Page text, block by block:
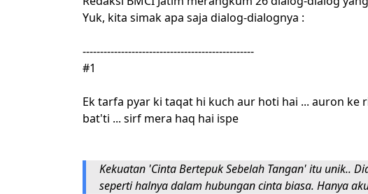
Yuk, kita simak apa saja dialog-dialognya :
-------------------------------------------------
#1
Ek tarfa pyar ki taqat hi kuch aur hoti hai ... auron
bat'ti ... sirf mera haq hai ispe
Kekuatan 'Cinta Bertepuk Sebelah Tangan' itu unik..
seperti halnya dalam hubungan cinta biasa. Hanya